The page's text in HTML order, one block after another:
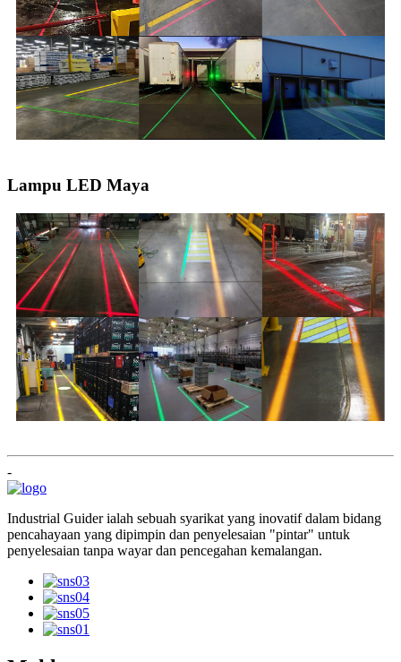
Lampu LED Maya
-
Industrial Guider ialah sebuah syarikat yang inovatif dalam bidang
pencahayaan yang dipimpin dan penyelesaian "pintar" untuk
penyelesaian tanpa wayar dan pencegahan kemalangan.